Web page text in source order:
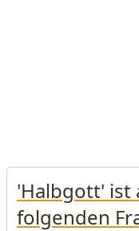
'Halbgott' ist
folgenden